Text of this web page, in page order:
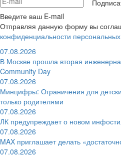
Введите ваш E-mail
Отправляя данную форму вы
конфиденциальности
07.08.2026
В Москве прошла вторая
Community Day
07.08.2026
Минцифры: Ограничения для
только родителями
07.08.2026
ЛК предупреждает о новом
07.08.2026
MAX приглашает делать
07.08.2026